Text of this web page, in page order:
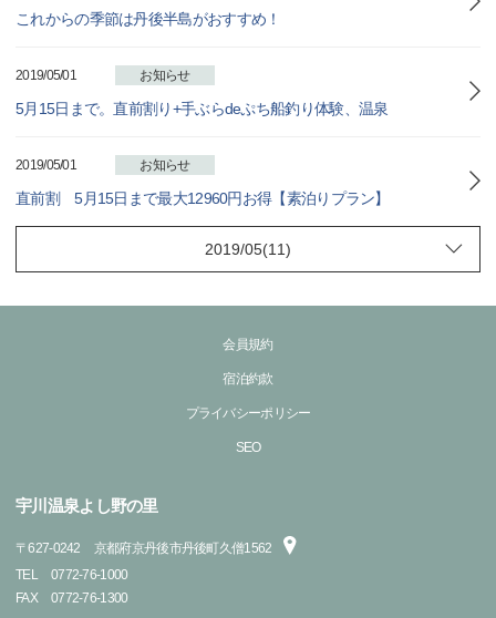
これからの季節は丹後半島がおすすめ！
2019/05/01 お知らせ
5月15日まで。直前割り+手ぶらdeぷち船釣り体験、温泉
2019/05/01 お知らせ
直前割 5月15日まで最大12960円お得【素泊りプラン】
会員規約
宿泊約款
プライバシーポリシー
SEO
宇川温泉よし野の里
〒627-0242
京都府京丹後市丹後町久僧1562
TEL
0772-76-1000
FAX
0772-76-1300